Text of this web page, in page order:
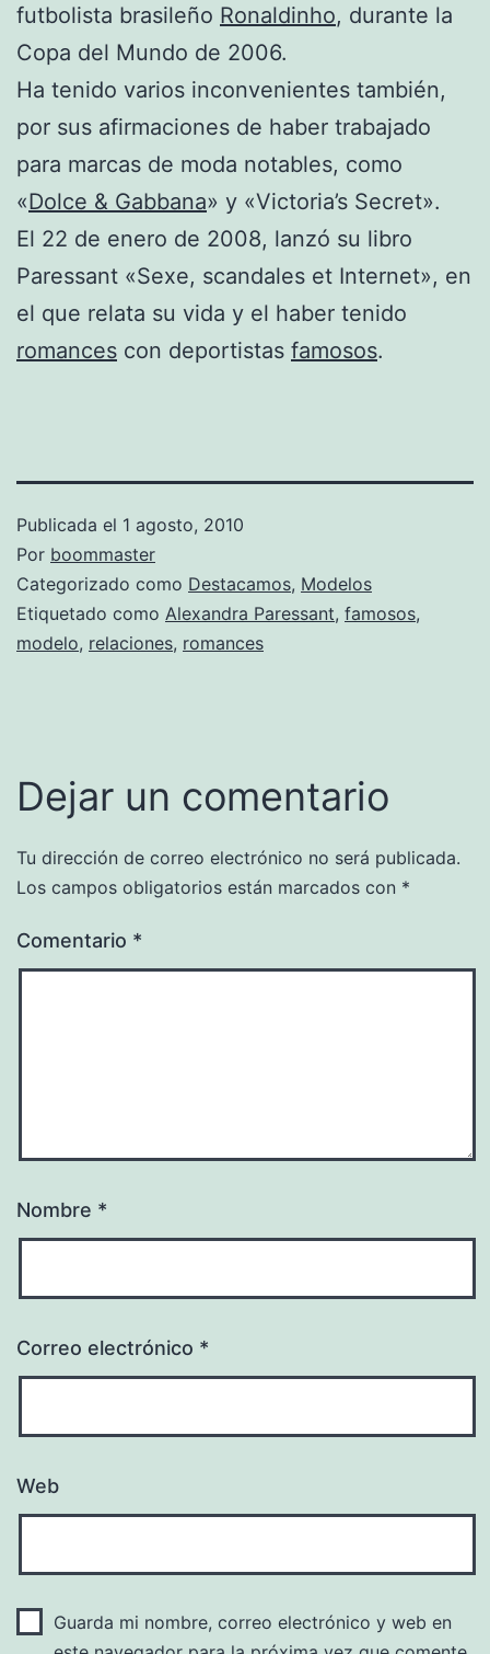
futbolista brasileño Ronaldinho, durante la
Copa del Mundo de 2006.
Ha tenido varios inconvenientes también,
por sus afirmaciones de haber trabajado
para marcas de moda notables, como
«Dolce & Gabbana» y «Victoria’s Secret».
El 22 de enero de 2008, lanzó su libro
Paressant «Sexe, scandales et Internet», en
el que relata su vida y el haber tenido
romances con deportistas famosos.
Publicada el 1 agosto, 2010
Por boommaster
Categorizado como Destacamos, Modelos
Etiquetado como Alexandra Paressant, famosos,
modelo, relaciones, romances
Dejar un comentario
Tu dirección de correo electrónico no será publicada.
Los campos obligatorios están marcados con *
Comentario *
Nombre *
Correo electrónico *
Web
Guarda mi nombre, correo electrónico y web en